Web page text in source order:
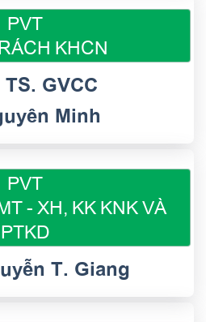
PVT
KHCN
TS. GVCC
Minh
PVT
- XH, KK KNK VÀ
PTKD
T. Giang